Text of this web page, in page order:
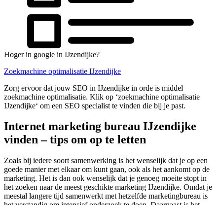
Hoger in google in IJzendijke?
Zoekmachine optimalisatie IJzendijke
Zorg ervoor dat jouw SEO in IJzendijke in orde is middel
zoekmachine optimalisatie. Klik op ‘zoekmachine optimalisatie
IJzendijke‘ om een SEO specialist te vinden die bij je past.
Internet marketing bureau IJzendijke
vinden – tips om op te letten
Zoals bij iedere soort samenwerking is het wenselijk dat je op een
goede manier met elkaar om kunt gaan, ook als het aankomt op de
marketing. Het is dan ook wenselijk dat je genoeg moeite stopt in
het zoeken naar de meest geschikte marketing IJzendijke. Omdat je
meestal langere tijd samenwerkt met hetzelfde marketingbureau is